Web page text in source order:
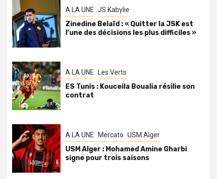
A LA UNE JS Kabylie
Zinedine Belaïd : « Quitter la JSK est
l’une des décisions les plus difficiles »
A LA UNE Les Verts
ES Tunis : Kouceila Boualia résilie son
contrat
A LA UNE Mercato USM Alger
USM Alger : Mohamed Amine Gharbi
signe pour trois saisons